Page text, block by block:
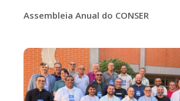
Assembleia Anual do CONSER